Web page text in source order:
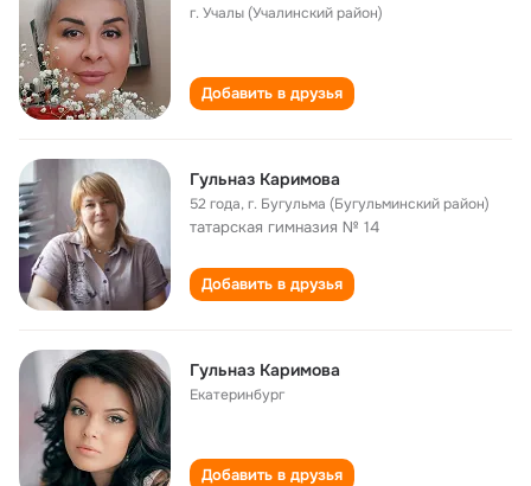
г. Учалы (Учалинский район)
Добавить в друзья
Гульназ Каримова
52 года,г. Бугульма (Бугульминский район)
татарская гимназия № 14
Добавить в друзья
Гульназ Каримова
Екатеринбург
Добавить в друзья